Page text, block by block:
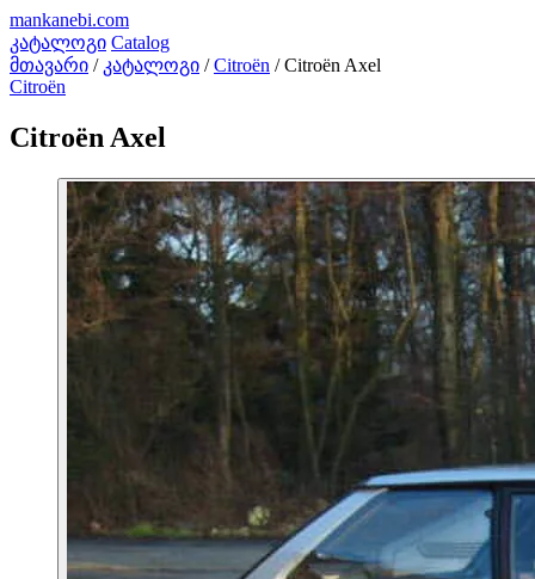
mankanebi.com
კატალოგი Catalog
მთავარი / კატალოგი / Citroën / Citroën Axel
Citroën
Citroën Axel